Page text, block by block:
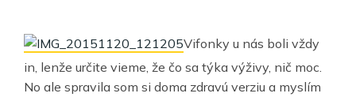
Vifonky u nás boli vždy
in, lenže určite vieme, že čo sa týka výživy, nič moc.
No ale spravila som si doma zdravú verziu a myslím